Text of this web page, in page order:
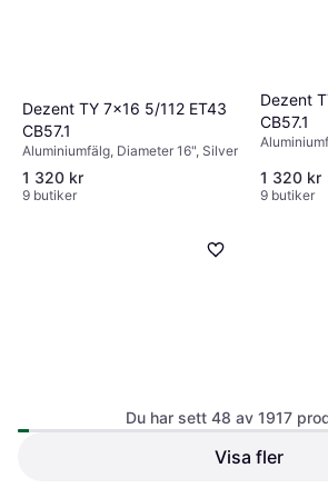
Dezent TY 7x16 5/112 ET43
CB57.1
Aluminiumfälg, Diameter 16", Silver
1 320 kr
9 butiker
Dezent
CB57.1
1 320 kr
9 butiker
Du har sett 48 av 1917
Visa fler